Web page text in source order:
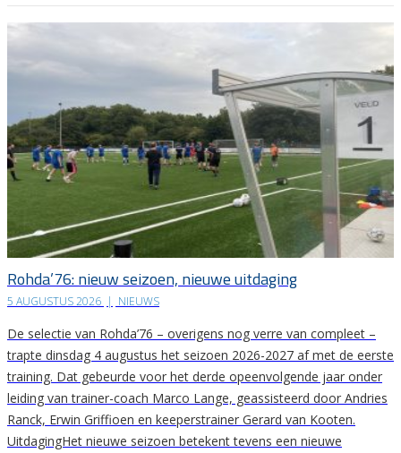
Rohda’76: nieuw seizoen, nieuwe uitdaging
5 AUGUSTUS 2026 | NIEUWS
De selectie van Rohda’76 – overigens nog verre van compleet –
trapte dinsdag 4 augustus het seizoen 2026-2027 af met de eerste
training. Dat gebeurde voor het derde opeenvolgende jaar onder
leiding van trainer-coach Marco Lange, geassisteerd door Andries
Ranck, Erwin Griffioen en keeperstrainer Gerard van Kooten.
UitdagingHet nieuwe seizoen betekent tevens een nieuwe